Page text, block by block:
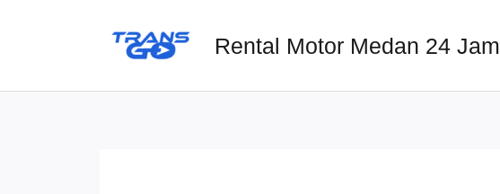
Rental Motor Medan 24 Jam